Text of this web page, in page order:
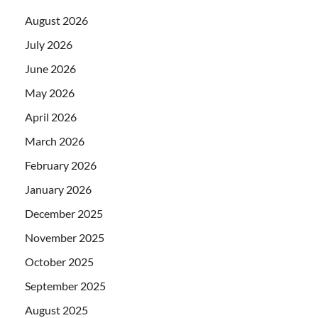
August 2026
July 2026
June 2026
May 2026
April 2026
March 2026
February 2026
January 2026
December 2025
November 2025
October 2025
September 2025
August 2025